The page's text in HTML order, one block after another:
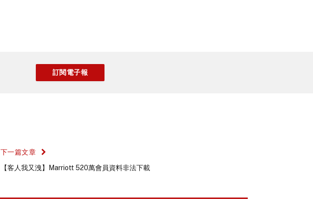
下一篇文章
【客人我又洩】Marriott 520萬會員資料非法下載